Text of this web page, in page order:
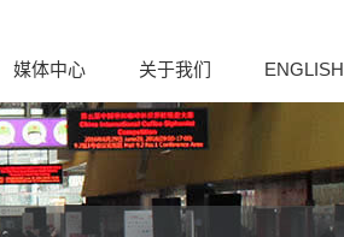
媒体中心 关于我们 ENGLISH